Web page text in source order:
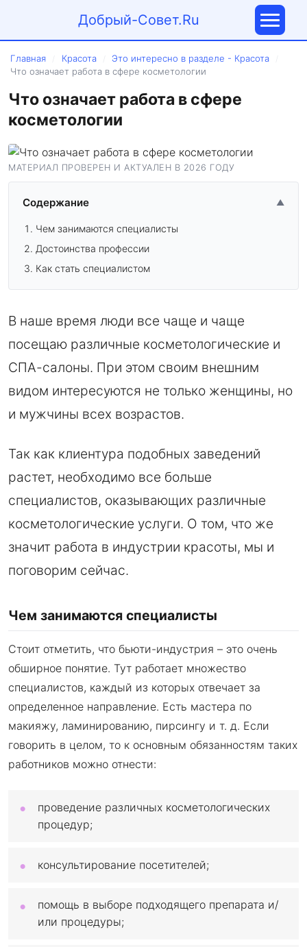
Добрый-Совет.Ru
Главная Красота Это интересно в разделе - Красота
Что означает работа в сфере косметологии
Что означает работа в сфере
косметологии
МАТЕРИАЛ ПРОВЕРЕН И АКТУАЛЕН В 2026 ГОДУ
Содержание ▲
Чем занимаются специалисты
Достоинства профессии
Как стать специалистом
В наше время люди все чаще и чаще
посещаю различные косметологические и
СПА-салоны. При этом своим внешним
видом интересуются не только женщины, но
и мужчины всех возрастов.
Так как клиентура подобных заведений
растет, необходимо все больше
специалистов, оказывающих различные
косметологические услуги. О том, что же
значит работа в индустрии красоты, мы и
поговорим сейчас.
Чем занимаются специалисты
Стоит отметить, что бьюти-индустрия – это очень
обширное понятие. Тут работает множество
специалистов, каждый из которых отвечает за
определенное направление. Есть мастера по
макияжу, ламинированию, пирсингу и т. д. Если
говорить в целом, то к основным обязанностям таких
работников можно отнести:
проведение различных косметологических
процедур;
консультирование посетителей;
помощь в выборе подходящего препарата и/
или процедуры;